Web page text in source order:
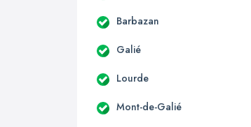
Barbazan
Galié
Lourde
Mont-de-Galié